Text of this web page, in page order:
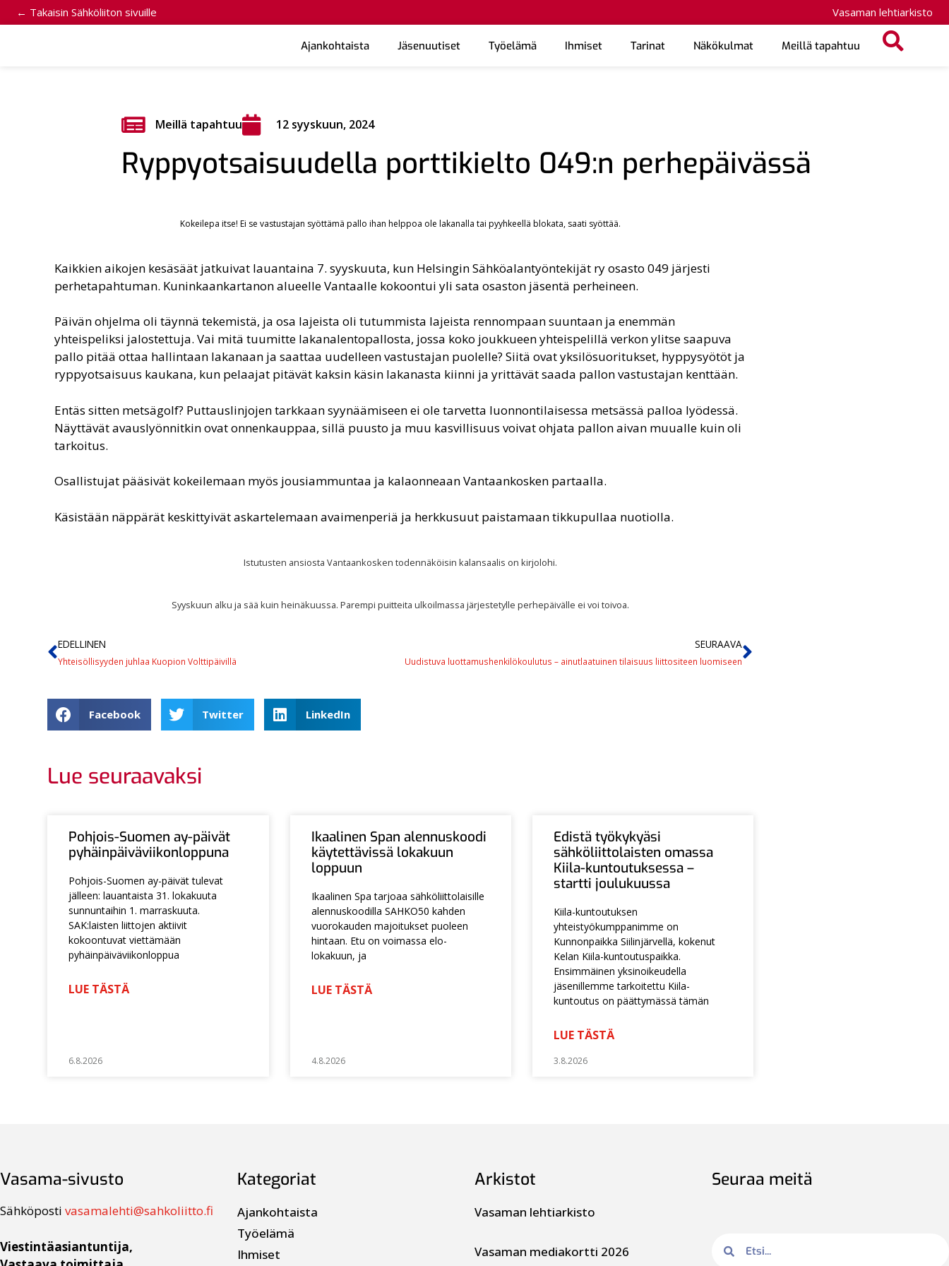
← Takaisin Sähköliiton sivuille Vasaman lehtiarkisto
Ajankohtaista Jäsenuutiset Työelämä Ihmiset Tarinat Näkökulmat Meillä tapahtuu
Meillä tapahtuu 12 syyskuun, 2024
Ryppyotsaisuudella porttikielto 049:n perhepäivässä
Kokeilepa itse! Ei se vastustajan syöttämä pallo ihan helppoa ole lakanalla tai pyyhkeellä blokata, saati syöttää.
Kaikkien aikojen kesäsäät jatkuivat lauantaina 7. syyskuuta, kun Helsingin Sähköalantyöntekijät ry osasto 049 järjesti
perhetapahtuman. Kuninkaankartanon alueelle Vantaalle kokoontui yli sata osaston jäsentä perheineen.
Päivän ohjelma oli täynnä tekemistä, ja osa lajeista oli tutummista lajeista rennompaan suuntaan ja enemmän
yhteispeliksi jalostettuja. Vai mitä tuumitte lakanalentopallosta, jossa koko joukkueen yhteispelillä verkon ylitse saapuva
pallo pitää ottaa hallintaan lakanaan ja saattaa uudelleen vastustajan puolelle? Siitä ovat yksilösuoritukset, hyppysyötöt ja
ryppyotsaisuus kaukana, kun pelaajat pitävät kaksin käsin lakanasta kiinni ja yrittävät saada pallon vastustajan kenttään.
Entäs sitten metsägolf? Puttauslinjojen tarkkaan syynäämiseen ei ole tarvetta luonnontilaisessa metsässä palloa lyödessä.
Näyttävät avauslyönnitkin ovat onnenkauppaa, sillä puusto ja muu kasvillisuus voivat ohjata pallon aivan muualle kuin oli
tarkoitus.
Osallistujat pääsivät kokeilemaan myös jousiammuntaa ja kalaonneaan Vantaankosken partaalla.
Käsistään näppärät keskittyivät askartelemaan avaimenperiä ja herkkusuut paistamaan tikkupullaa nuotiolla.
Istutusten ansiosta Vantaankosken todennäköisin kalansaalis on kirjolohi.
Syyskuun alku ja sää kuin heinäkuussa. Parempi puitteita ulkoilmassa järjestetylle perhepäivälle ei voi toivoa.
EDELLINEN
Yhteisöllisyyden juhlaa Kuopion Volttipäivillä
SEURAAVA
Uudistuva luottamushenkilökoulutus – ainutlaatuinen tilaisuus liittositeen luomiseen
Facebook Twitter LinkedIn
Lue seuraavaksi
Pohjois-Suomen ay-päivät
pyhäinpäiväviikonloppuna
Pohjois-Suomen ay-päivät tulevat
jälleen: lauantaista 31. lokakuuta
sunnuntaihin 1. marraskuuta.
SAK:laisten liittojen aktiivit
kokoontuvat viettämään
pyhäinpäiväviikonloppua
LUE TÄSTÄ
6.8.2026
Ikaalinen Span alennuskoodi
käytettävissä lokakuun
loppuun
Ikaalinen Spa tarjoaa sähköliittolaisille
alennuskoodilla SAHKO50 kahden
vuorokauden majoitukset puoleen
hintaan. Etu on voimassa elo-
lokakuun, ja
LUE TÄSTÄ
4.8.2026
Edistä työkykyäsi
sähköliittolaisten omassa
Kiila-kuntoutuksessa –
startti joulukuussa
Kiila-kuntoutuksen
yhteistyökumppanimme on
Kunnonpaikka Siilinjärvellä, kokenut
Kelan Kiila-kuntoutuspaikka.
Ensimmäinen yksinoikeudella
jäsenillemme tarkoitettu Kiila-
kuntoutus on päättymässä tämän
LUE TÄSTÄ
3.8.2026
Vasama-sivusto
Sähköposti vasamalehti@sahkoliitto.fi
Viestintäasiantuntija,
Kategoriat
Ajankohtaista
Työelämä
Ihmiset
Arkistot
Vasaman lehtiarkisto
Vasaman mediakortti 2026
Seuraa meitä